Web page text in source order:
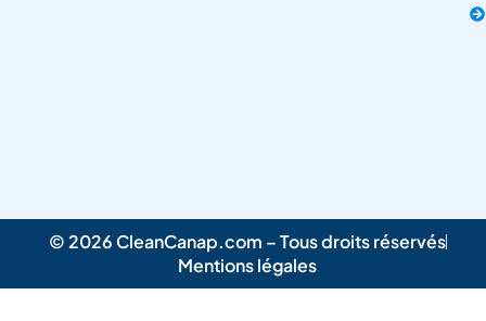
© 2026 CleanCanap.com – Tous droits réservés
Mentions légales